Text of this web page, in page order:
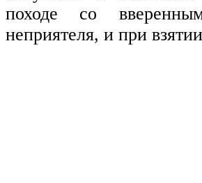
походе со
неприятеля, и при